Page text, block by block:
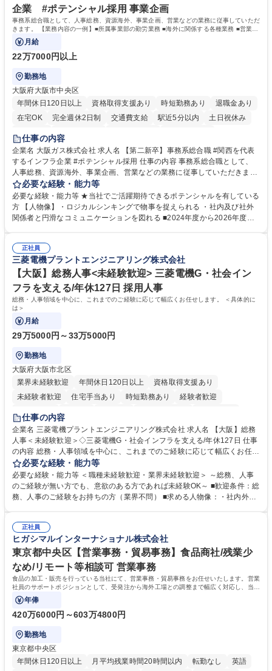
企業 #ポテンシャル採用 事業企画
事務系総合職として、人事総務、資源海外、事業企画、営業などの業務に従事していただ
きます。 【業務内容の一例】■所属事業部の勤労業務 ■海外に関係する各種業務 ■営業部
門の企画スタッフ、ルート営業
月給
22万7000円以上
勤務地
大阪府大阪市中央区
年間休日120日以上
資格取得支援あり 時短勤務あり
退職金あり
在宅OK
完全週休2日制 交通費支給 駅近5分以内
土日祝休み
服装自由
第二新卒歓迎
仕事の内容
企業名 大阪ガス株式会社 求人名 【第二新卒】事務系総合職 #関西を代表
するインフラ企業 #ポテンシャル採用 仕事の内容 事務系総合職として、
人事総務、資源海外、事業企画、営業などの業務に従事していただきま
す。 【業務内容の一例】■所属事業部の勤労業務 ■海外に関係する各種業
務 ■営業部門の企画スタッフ、ルート営業 【キャリアパス】入社後の配属
ポジションで一定期間ご活躍頂いた後、本人の適性及び将来のキャリアを
鑑みてジョブローテーションを行います。 【育成】OJTでの現場育成や研
表するインフラ企業 #ポテンシャル採用
必要な経験・能力等
必要な経験・能力等 ★当社でご活躍期待できるポテンシャルを有している
方 【人物像】・ロジカルシンキングで物事を捉えられる ・社内及び社外
関係者と円滑なコミュニケーションを図れる ■2024年度から2026年度ま
72.html ■エネルギーセキュリティの不安定化や気候変動による自然災害の
甚大化など、これまで以上に社会課題解決の重要性が高まっています。
「未来の日常」の創造に向けて持続可能な社会の実現に貢献してまいりま
す。 学歴・資格 学歴：大学院 大学 語学力： 資格：
正社員
三菱電機プラントエンジニアリング株式会社
【大阪】総務人事<未経験歓迎> 三菱電機G・社会イン
フラを支える/年休127日 採用人事
総務・人事領域を中心に、これまでのご経験に応じて幅広くお任せします。 ＜具体的に
は＞
月給
29万5000円～33万5000円
勤務地
大阪府大阪市北区
業界未経験歓迎
年間休日120日以上
資格取得支援あり
未経験者歓迎
住宅手当あり 時短勤務あり
経験者歓迎
退職金あり
駅近5分以内
土日祝休み 服装自由 寮・社宅あり 食事補助あり
仕事の内容
企業名 三菱電機プラントエンジニアリング株式会社 求人名 【大阪】総務
人事＜未経験歓迎＞◇三菱電機G・社会インフラを支える/年休127日 仕事
の内容 総務・人事領域を中心に、これまでのご経験に応じて幅広くお任せ
します。 ＜具体的には＞ ・総務/人事労務（給与・社保・勤怠管理など）
・採用・教育研修 ・福利厚生運用 など ※基本的には事務所勤務ですが、
採用や教育等の業務内容により、関西圏以外への日帰り・宿泊を伴う国内
出張もございます。 ※担当業務を持ちつつ、お互いに助け合いながら、総
必要な経験・能力等
必要な経験・能力等 ＜職種未経験歓迎・業界未経験歓迎＞ ～総務、人事
のご経験が無い方でも、意欲のある方であれば未経験OK～ ■歓迎条件：総
務、人事のご経験をお持ちの方（業界不問） ■求める人物像：・社内外の
正社員
ヒガシマルインターナショナル株式会社
東京都中央区【営業事務・貿易事務】食品商社/残業少
なめ/リモート等相談可 営業事務
食品の加工・販売を行っている当社にて、営業事務・貿易事務をお任せいたします。営業
社員のサポートポジションとして、受発注から海外工場との調整まで幅広く対応し、当社
事業の根幹を支えていただきます。
年俸
420万6000円～603万4800円
勤務地
東京都中央区
年間休日120日以上
月平均残業時間20時間以内 転勤なし
英語